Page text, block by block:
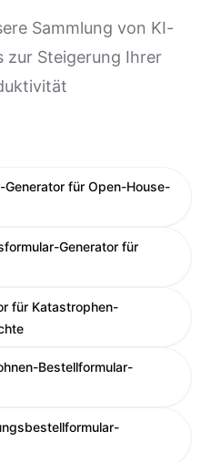
Sammlung von KI-
zur Steigerung Ihrer
Generator für Open-House-
Generator für
für Katastrophen-
Bestellformular-